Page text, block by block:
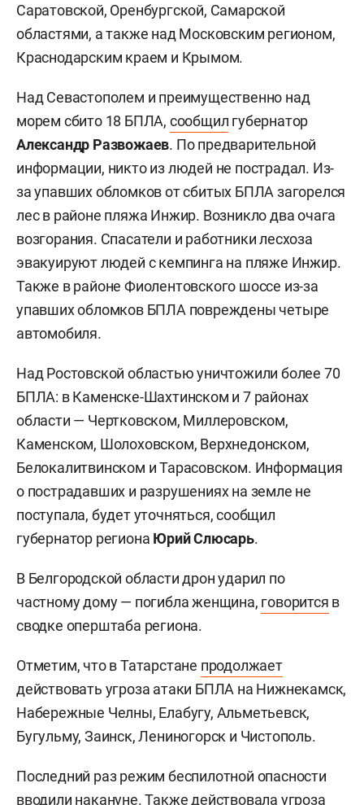
Саратовской, Оренбургской, Самарской
областями, а также над Московским регионом,
Краснодарским краем и Крымом.
Над Севастополем и преимущественно над
морем сбито 18 БПЛА, сообщил губернатор
Александр Развожаев. По предварительной
информации, никто из людей не пострадал. Из-
за упавших обломков от сбитых БПЛА загорелся
лес в районе пляжа Инжир. Возникло два очага
возгорания. Спасатели и работники лесхоза
эвакуируют людей с кемпинга на пляже Инжир.
Также в районе Фиолентовского шоссе из-за
упавших обломков БПЛА повреждены четыре
автомобиля.
Над Ростовской областью уничтожили более 70
БПЛА: в Каменске-Шахтинском и 7 районах
области — Чертковском, Миллеровском,
Каменском, Шолоховском, Верхнедонском,
Белокалитвинском и Тарасовском. Информация
о пострадавших и разрушениях на земле не
поступала, будет уточняться, сообщил
губернатор региона Юрий Слюсарь.
В Белгородской области дрон ударил по
частному дому — погибла женщина, говорится в
сводке оперштаба региона.
Отметим, что в Татарстане продолжает
действовать угроза атаки БПЛА на Нижнекамск,
Набережные Челны, Елабугу, Альметьевск,
Бугульму, Заинск, Лениногорск и Чистополь.
Последний раз режим беспилотной опасности
вводили накануне. Также действовала угроза